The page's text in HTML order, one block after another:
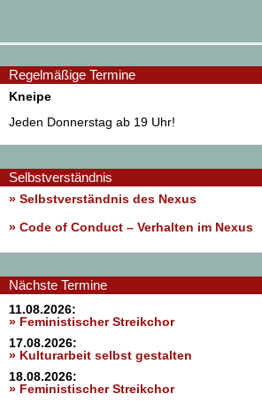
Regelmäßige Termine
Kneipe
Jeden Donnerstag ab 19 Uhr!
Selbstverständnis
» Selbstverständnis des Nexus
» Code of Conduct – Verhalten im Nexus
Nächste Termine
11.08.2026:
» Feministischer Streikchor
17.08.2026:
» Kulturarbeit selbst gestalten
18.08.2026:
» Feministischer Streikchor